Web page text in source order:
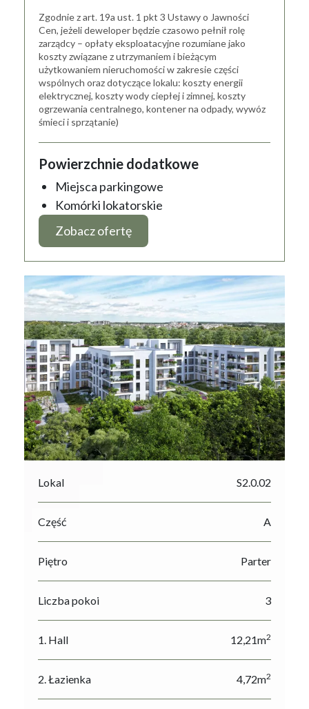
Zgodnie z art. 19a ust. 1 pkt 3 Ustawy o Jawności
Cen, jeżeli deweloper będzie czasowo pełnił rolę
zarządcy – opłaty eksploatacyjne rozumiane jako
koszty związane z utrzymaniem i bieżącym
użytkowaniem nieruchomości w zakresie części
wspólnych oraz dotyczące lokalu: koszty energii
elektrycznej, koszty wody ciepłej i zimnej, koszty
ogrzewania centralnego, kontener na odpady, wywóz
śmieci i sprzątanie)
Powierzchnie dodatkowe
Miejsca parkingowe
Komórki lokatorskie
Zobacz ofertę
Lokal S2.0.02
Część A
Piętro Parter
Liczba pokoi 3
1. Hall 12,21m2
2. Łazienka 4,72m2